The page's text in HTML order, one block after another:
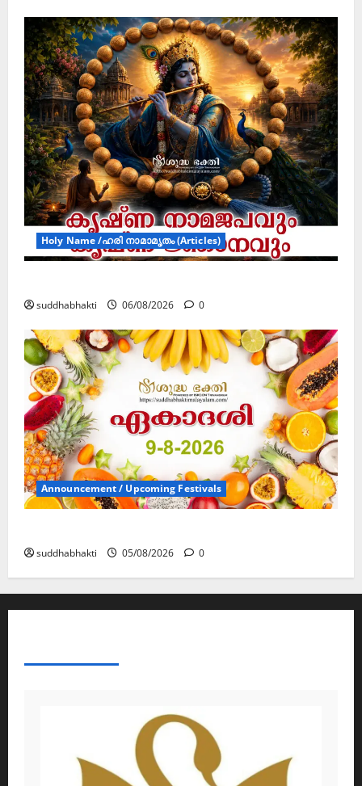
Holy Name /ഹരി നാമാമൃതം (Articles)
suddhabhakti 06/08/2026 0
Announcement / Upcoming Festivals
suddhabhakti 05/08/2026 0